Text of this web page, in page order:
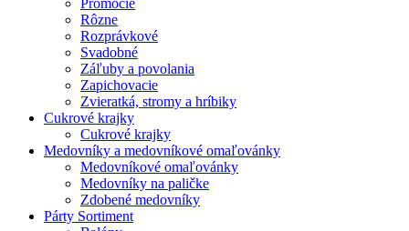
Promócie
Rôzne
Rozprávkové
Svadobné
Záľuby a povolania
Zapichovacie
Zvieratká, stromy a hríbiky
Cukrové krajky
Cukrové krajky
Medovníky a medovníkové omaľovánky
Medovníkové omaľovánky
Medovníky na paličke
Zdobené medovníky
Párty Sortiment